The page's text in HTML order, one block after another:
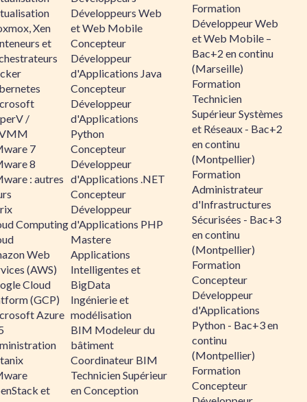
Xen
et
/
7
8
: autres
Computing
Web
(AWS)
Cloud
(GCP)
Azure
et
Développeurs Web
et Web Mobile
Concepteur
Développeur
d'Applications Java
Concepteur
Développeur
d'Applications
Python
Concepteur
Développeur
d'Applications .NET
Concepteur
Développeur
d'Applications PHP
Mastere
Applications
Intelligentes et
BigData
Ingénierie et
modélisation
BIM Modeleur du
bâtiment
Coordinateur BIM
Technicien Supérieur
en Conception
Formation
Développeur Web
et Web Mobile –
Bac+2 en continu
(Marseille)
Formation
Technicien
Supérieur Systèmes
et Réseaux - Bac+2
en continu
(Montpellier)
Formation
Administrateur
d'Infrastructures
Sécurisées - Bac+3
en continu
(Montpellier)
Formation
Concepteur
Développeur
d'Applications
Python - Bac+3 en
continu
(Montpellier)
Formation
Concepteur